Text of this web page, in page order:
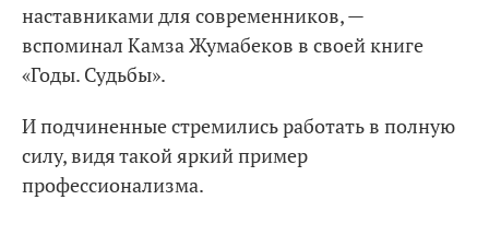
наставниками для современников, —
вспоминал Камза Жумабеков в своей книге
«Годы. Судьбы».
И подчиненные стремились работать в полную
силу, видя такой яркий пример
профессионализма.